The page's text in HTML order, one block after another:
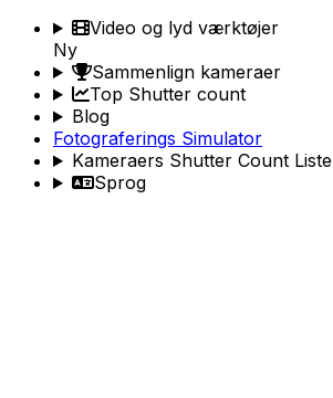
Video og lyd værktøjer
Ny
Sammenlign kameraer
Top Shutter count
Blog
Fotograferings Simulator
Kameraers Shutter Count Liste
Sprog